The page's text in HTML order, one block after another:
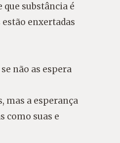
que substância é
enxertadas
não as espera
mas a esperança
como suas e